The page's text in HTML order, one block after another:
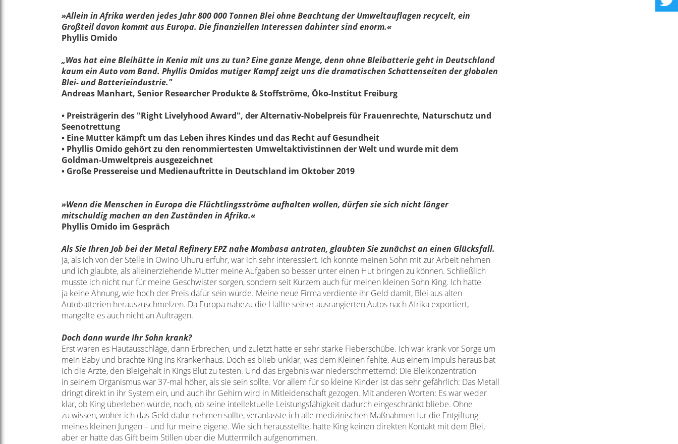
»Allein in Afrika werden jedes Jahr 800 000 Tonnen Blei ohne Beachtungder Umweltauflagen recycelt, ein
Großteil davon kommtaus Europa. Die finanziellen Interessen dahintersind enorm.«
Phyllis Omido
„Was hat eine Bleihütte in Kenia mit uns zu tun? Eine ganze Menge, denn ohne Bleibatterie geht in Deutschland
kaum ein Auto vom Band. Phyllis Omidos mutiger Kampf zeigt uns die dramatischen Schattenseiten der globalen
Blei- und Batterieindustrie."
Andreas Manhart, Senior Researcher Produkte & Stoffströme, Öko-Institut Freiburg
• Preisträgerin des "Right Livelyhood Award", der Alternativ-Nobelpreis für Frauenrechte, Naturschutz und
Seenotrettung
• Eine Mutter kämpft um das Leben ihres Kindes und das Rechtauf Gesundheit
• Phyllis Omido gehört zu den renommiertesten Umweltaktivistinnen der Welt und wurde mit dem
Goldman-Umweltpreis ausgezeichnet
• Große Pressereise und Medienauftritte in Deutschland im Oktober 2019
»Wenn die Menschen in Europa dieFlüchtlingsströme aufhalten wollen, dürfen sie sich nicht länger
mitschuldigmachen an den Zuständen in Afrika.«
Phyllis Omido im Gespräch
Als Sie Ihren Job bei der Metal Refinery EPZ naheMombasa antraten, glaubten Sie zunächst an einen Glücksfall.
Ja, als ich von der Stelle in Owino Uhuru erfuhr, war ich sehr interessiert. Ich konnte meinen Sohn mit zurArbeit nehmen
und ich glaubte, als alleinerziehende Mutter meine Aufgaben so besser unter einen Hut bringen zu können. Schließlich
musste ich nicht nurfür meine Geschwister sorgen, sondern seit Kurzem auch für meinen kleinen Sohn King. Ich hatte
ja keine Ahnung, wie hoch der Preis dafür sein würde. Meine neue Firma verdiente ihr Geld damit, Blei aus alten
Autobatterien herauszuschmelzen. Da Europa nahezu die Hälfte seiner ausrangierten Autos nach Afrika exportiert,
mangelte es auch nicht an Aufträgen.
Doch dann wurde Ihr Sohn krank?
Erst waren es Hautausschläge, dann Erbrechen, und zuletzt hatte er sehr starke Fieberschübe. Ich war krank vor Sorge um
mein Baby und brachte King ins Krankenhaus. Doch es blieb unklar, was dem Kleinen fehlte. Aus einem Impuls heraus bat
ich die Ärzte, den Bleigehalt in Kings Blut zu testen. Und das Ergebniswar niederschmetternd: Die Bleikonzentration
in seinem Organismus war 37-mal höher, als sie sein sollte. Vor allem für so kleine Kinder ist das sehr gefährlich: Das Metall
dringt direkt in ihr System ein, und auch ihr Gehirn wird in Mitleidenschaft gezogen. Mit anderen Worten: Es war weder
klar, ob King überleben würde, noch, ob seine intellektuelle Leistungsfähigkeit dadurch eingeschränkt bliebe. Ohne
zu wissen, woher ich das Geld dafür nehmen sollte,veranlasste ich alle medizinischen Maßnahmen für die Entgiftung
meines kleinen Jungen – und für meine eigene. Wie sich herausstellte, hatte King keinen direkten Kontakt mit dem Blei,
aber er hatte das Gift beim Stillen über die Muttermilch aufgenommen.